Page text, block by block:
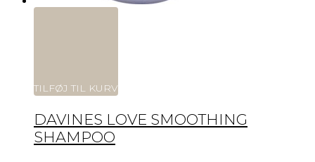
TILFØJ TIL KURV
DAVINES LOVE SMOOTHING
SHAMPOO